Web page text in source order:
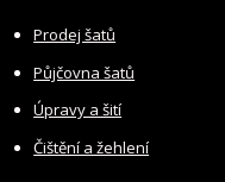
Prodej šatů
Půjčovna šatů
Úpravy a šití
Čištění a žehlení